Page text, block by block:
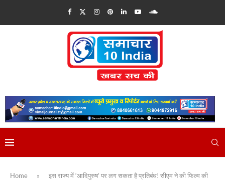
Home »
इस राज्य में ‘आदिपुरुष’ पर लग सकता है प्रतिबंध! सीएम ने की फिल्म की